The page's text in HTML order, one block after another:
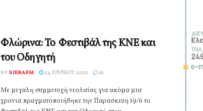
Φλώρινα: Το Φεστιβάλ της ΚΝΕ και
του Οδηγητή
BYSIERAFM 24 ΙΟΥΝΊΟΥ 2026 0
Με μεγάλη συμμετοχή νεολαίας για ακόμα μια
χρονιά πραγματοποιήθηκε την Παρασκευή 19/6 το